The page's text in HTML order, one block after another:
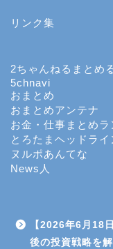
リンク集
2ちゃんねるまとめ
5chnavi
おまとめ
おまとめアンテナ
お金・仕事まとめラ
とろたまヘッドライ
ヌルポあんてな
News人
【2026年6月18
後の投資戦略を